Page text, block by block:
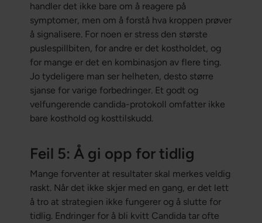
handler det ikke bare om å reagere på
symptomer, men om å forstå hva kroppen prøver
å signalisere. For noen er stress den største
puslespillbiten, for andre er det kostholdet, og
for mange er det en kombinasjon av flere ting.
Jo tydeligere man ser helheten, desto større
sjanse for varige forbedringer. Et godt og
velfungerende candida-protokoll omfatter ikke
bare kosthold og kosttilskudd.
Feil 5: Å gi opp for tidlig
Mange forventer at resultater skal merkes veldig
raskt. Når det ikke skjer med en gang, er det lett
å tro at strategien ikke fungerer og å slutte for
tidlig. Endringer for å bli kvitt Candida tar ofte